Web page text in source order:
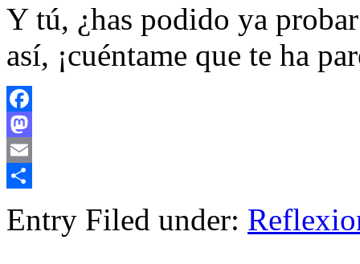
Y tú, ¿has podido ya
así, ¡cuéntame que te ha
Facebook
Mastodon
Email
Entry Filed under: